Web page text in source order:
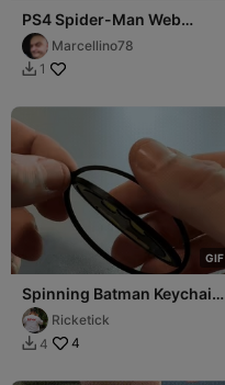
PS4 Spider-Man Web
Shooter - Print & Play
Marcellino78
 1
GIF
Spinning Batman Keychain
(print-in-place)
Ricketick
 4 4